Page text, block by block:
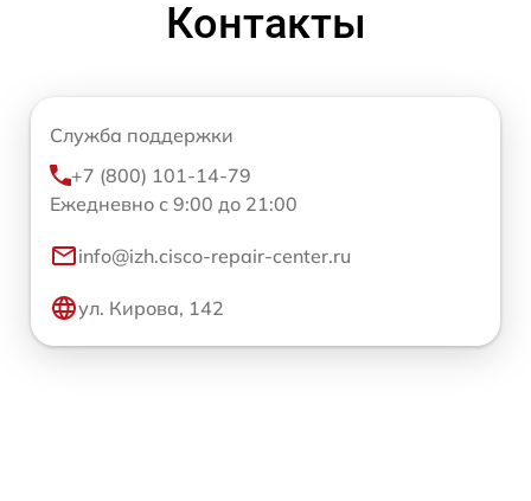
Контакты
Служба поддержки
+7 (800) 101-14-79
Ежедневно с 9:00 до 21:00
info@izh.cisco-repair-center.ru
ул. Кирова, 142